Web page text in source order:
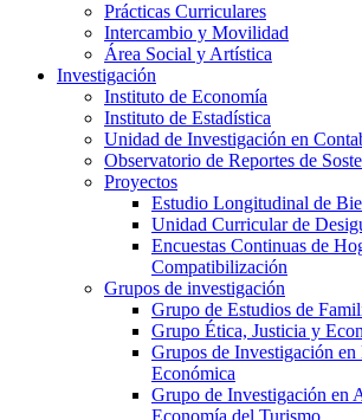
Prácticas Curriculares
Intercambio y Movilidad
Área Social y Artística
Investigación
Instituto de Economía
Instituto de Estadística
Unidad de Investigación en
Observatorio de Reportes de
Proyectos
Estudio Longitudinal de
Unidad Curricular de
Encuestas Continuas de
Compatibilización
Grupos de investigación
Grupo de Estudios de
Grupo Ética, Justicia y
Grupos de Investigación en
Económica
Grupo de Investigación en
Economía del Turismo